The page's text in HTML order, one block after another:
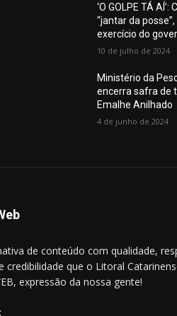
‘O GOLPE TÁ
“jantar da
exercício do
10 de julho de 2024
Ministério da
encerra safra de
Emalhe Anilhado
4 de junho de 2024
de conteúdo com qualidade,
credibilidade que o Litoral
expressão da nossa gente!